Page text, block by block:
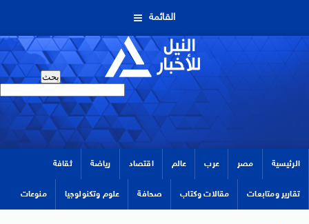
القائمة
الرئيسية مصر عرب عالم اقتصاد رياضة ثقافة
تقارير ومتابعات مقالات وكتاب صحافة علوم وتكنولوجيا منوعات